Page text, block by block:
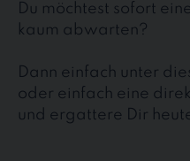
Du möchtest sofort
kaum abwarten?
Dann einfach unter
oder einfach eine
und ergattere Dir